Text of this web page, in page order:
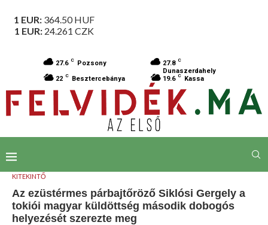
1 EUR: 364.50HUF
1 EUR: 24.261 CZK
27.6 C Pozsony 27.8 C
Dunaszerdahely
22 C Besztercebánya 19.6 C Kassa
KITEKINTŐ
Az ezüstérmes párbajtőröző Siklósi Gergely a
tokiói magyar küldöttség második dobogós
helyezését szerezte meg